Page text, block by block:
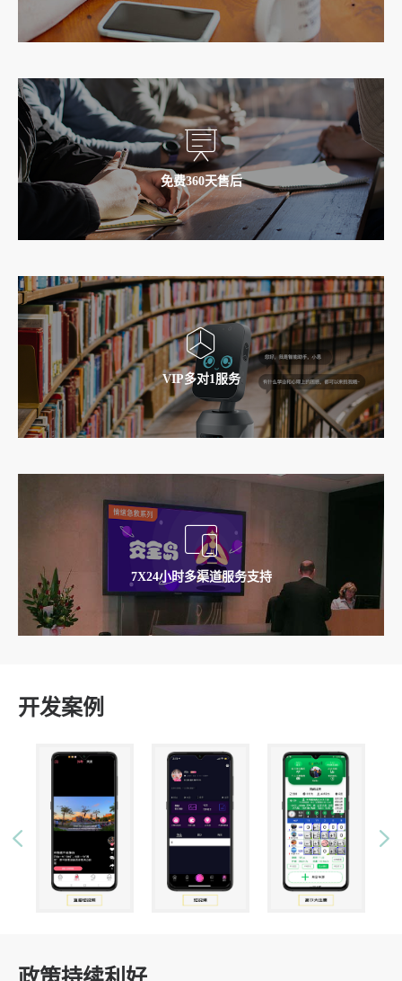
服务有专业的法律顾问见证，签署正式合同，让服务有理有
据，并履行其责任
免费360天售后
东莞梦幻网络科技有限公司外包出售服务产品均免费售后质保
服务360天
VIP多对1服务
为了进一步提供更细致、更专业的服务，梦幻网络科技针对
VIP客户，我司将通过建立微信群/QQ讨论组/电话等形式为您
7X24小时多渠道服务支持
专业的售后工程师团队为您提供 7*24*360 技术服务
开发案例